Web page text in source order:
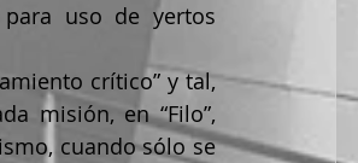
uso de yertos
misión, en “Filo”,
cuando sólo se